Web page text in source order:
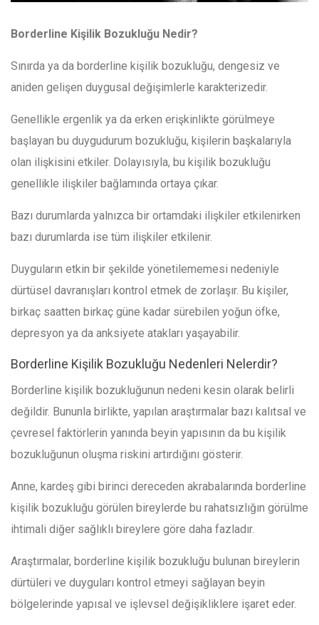
Borderline Kişilik Bozukluğu Nedir?
Sınırda ya da borderline kişilik bozukluğu, dengesiz ve
aniden gelişen duygusal değişimlerle karakterizedir.
Genellikle ergenlik ya da erken erişkinlikte görülmeye
başlayan bu duygudurum bozukluğu, kişilerin başkalarıyla
olan ilişkisini etkiler. Dolayısıyla, bu kişilik bozukluğu
genellikle ilişkiler bağlamında ortaya çıkar.
Bazı durumlarda yalnızca bir ortamdaki ilişkiler etkilenirken
bazı durumlarda ise tüm ilişkiler etkilenir.
Duyguların etkin bir şekilde yönetilememesi nedeniyle
dürtüsel davranışları kontrol etmek de zorlaşır. Bu kişiler,
birkaç saatten birkaç güne kadar sürebilen yoğun öfke,
depresyon ya da anksiyete atakları yaşayabilir.
Borderline Kişilik Bozukluğu Nedenleri Nelerdir?
Borderline kişilik bozukluğunun nedeni kesin olarak belirli
değildir. Bununla birlikte, yapılan araştırmalar bazı kalıtsal ve
çevresel faktörlerin yanında beyin yapısının da bu kişilik
bozukluğunun oluşma riskini artırdığını gösterir.
Anne, kardeş gibi birinci dereceden akrabalarında borderline
kişilik bozukluğu görülen bireylerde bu rahatsızlığın görülme
ihtimali diğer sağlıklı bireylere göre daha fazladır.
Araştırmalar, borderline kişilik bozukluğu bulunan bireylerin
dürtüleri ve duyguları kontrol etmeyi sağlayan beyin
bölgelerinde yapısal ve işlevsel değişikliklere işaret eder.